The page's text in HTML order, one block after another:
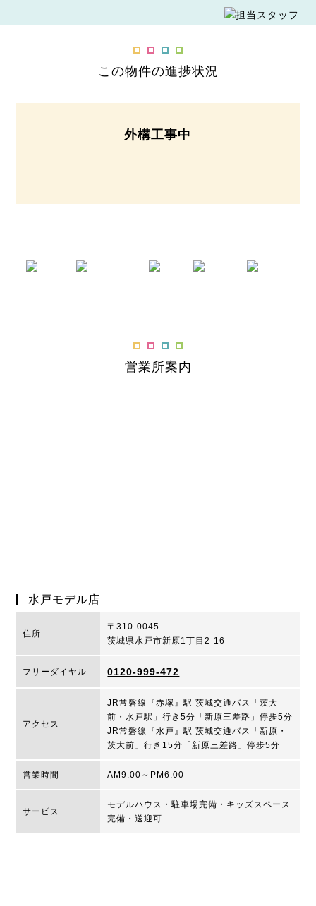
この物件の進捗状況
外構工事中
営業所案内
水戸モデル店
住所
〒310-0045
茨城県水戸市新原1丁目2-16
フリーダイヤル 0120-999-472
アクセス
JR常磐線『赤塚』駅 茨城交通バス「茨大
前・水戸駅」行き5分「新原三差路」停歩5分
JR常磐線『水戸』駅 茨城交通バス「新原・
茨大前」行き15分「新原三差路」停歩5分
営業時間 AM9:00～PM6:00
サービス
モデルハウス・駐車場完備・キッズスペース
完備・送迎可